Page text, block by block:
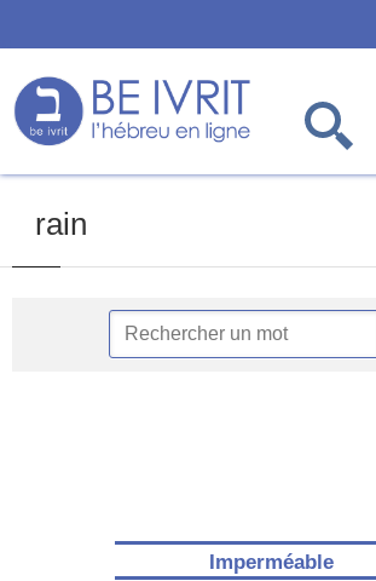
rain
Imperméable